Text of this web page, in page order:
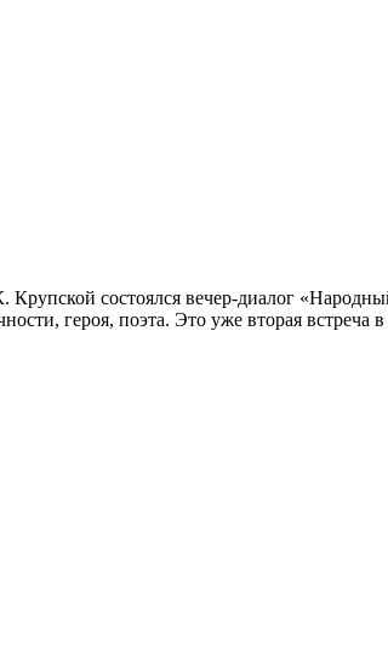
Крупской состоялся вечер-диалог
героя, поэта. Это уже вторая встреча в